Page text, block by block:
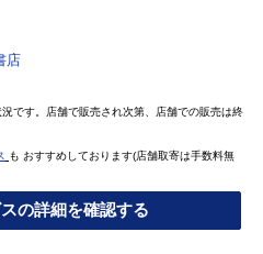
店
です。店舗で販売され次第、店舗での販売は終
も おすすめしております(店舗取寄は手数料無
の詳細を確認する